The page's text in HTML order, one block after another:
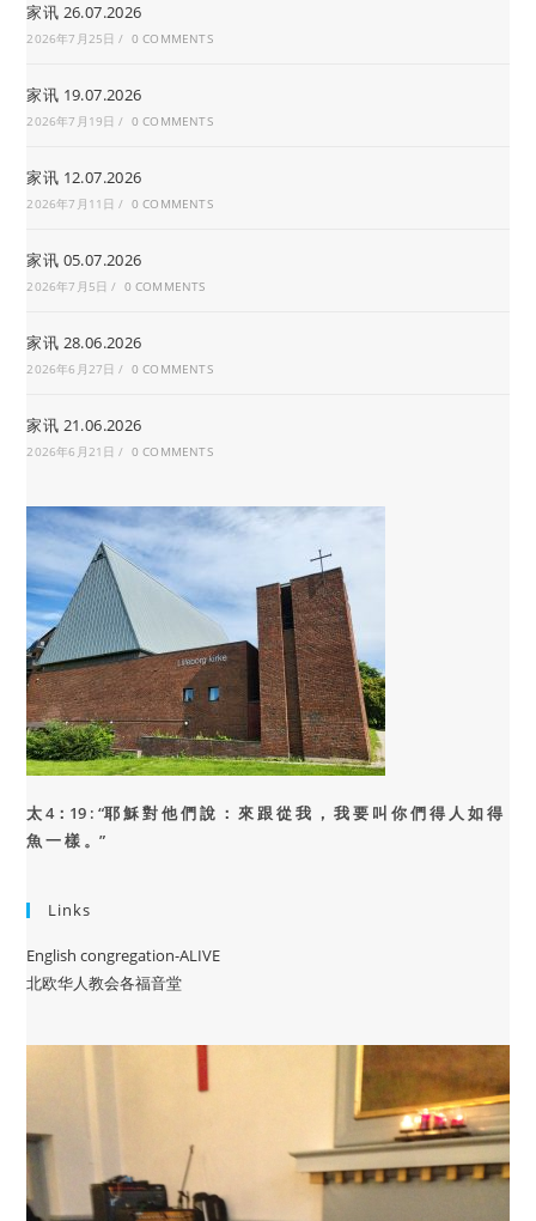
家讯 26.07.2026
2026年7月25日 / 0 COMMENTS
家讯 19.07.2026
2026年7月19日 / 0 COMMENTS
家讯 12.07.2026
2026年7月11日 / 0 COMMENTS
家讯 05.07.2026
2026年7月5日 / 0 COMMENTS
家讯 28.06.2026
2026年6月27日 / 0 COMMENTS
家讯 21.06.2026
2026年6月21日 / 0 COMMENTS
太 4：19 : “耶 穌 對 他 們 說 ： 來 跟 從 我 ， 我 要 叫 你 們 得 人 如 得
魚 一 樣 。”
Links
English congregation-ALIVE
北欧华人教会各福音堂